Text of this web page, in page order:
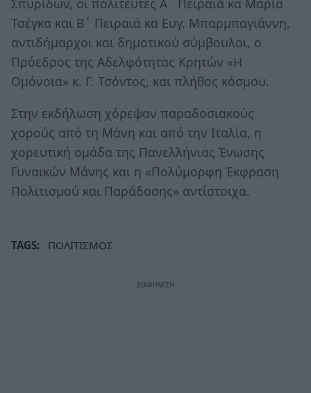
Σπυρίδων, οι πολιτευτές Α΄ Πειραιά κα Μαρία
Τσέγκα και Β΄ Πειραιά κα Ευγ. Μπαρμπαγιάννη,
αντιδήμαρχοι και δημοτικού σύμβουλοι, ο
Πρόεδρος της Αδελφότητας Κρητών «Η
Ομόνοια» κ. Γ. Τσόντος, και πλήθος κόσμου.
Στην εκδήλωση χόρεψαν παραδοσιακούς
χορούς από τη Μάνη και από την Ιταλία, η
χορευτική ομάδα της Πανελλήνιας Ένωσης
Γυναικών Μάνης και η «Πολύμορφη Έκφραση
Πολιτισμού και Παράδοσης» αντίστοιχα.
TAGS: ΠΟΛΙΤΙΣΜΟΣ